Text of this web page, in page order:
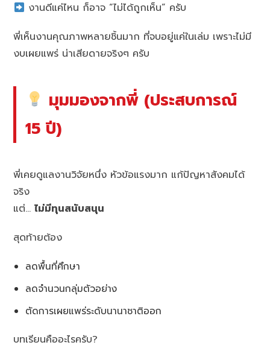
งานดีแค่ไหน ก็อาจ “ไม่ได้ถูกเห็น” ครับ
พี่เห็นงานคุณภาพหลายชิ้นมาก ที่จบอยู่แค่ในเล่ม เพราะไม่มี
งบเผยแพร่ น่าเสียดายจริงๆ ครับ
มุมมองจากพี่ (ประสบการณ์
15 ปี)
พี่เคยดูแลงานวิจัยหนึ่ง หัวข้อแรงมาก แก้ปัญหาสังคมได้
จริง
แต่…ไม่มีทุนสนับสนุน
สุดท้ายต้อง
ลดพื้นที่ศึกษา
ลดจำนวนกลุ่มตัวอย่าง
ตัดการเผยแพร่ระดับนานาชาติออก
บทเรียนคืออะไรครับ?